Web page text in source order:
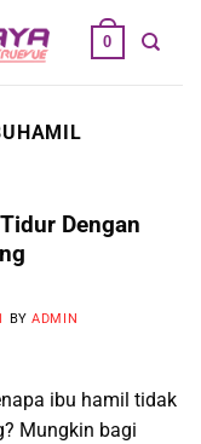
0
Dengan
BYADMIN
ibu hamil tidak
Mungkin bagi